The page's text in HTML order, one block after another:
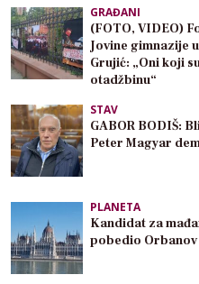
GRAĐANI
(FOTO, VIDEO)
Jovine gimnazije
Grujić: „Oni koji
otadžbinu“
STAV
GABOR BODIŠ:
Peter Magyar
PLANETA
Kandidat za
pobedio Orbanov